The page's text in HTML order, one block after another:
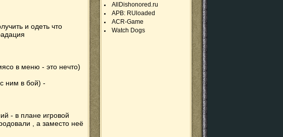
и одеть что
в меню - это нечто)
ним в бой) -
- в плане игровой
, а заместо неё
AllDishonored.ru
APB: RUloaded
ACR-Game
Watch Dogs